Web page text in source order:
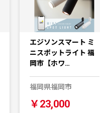
エジソンスマート ミ
ニスポットライト 福
岡市【ホワ…
福岡県福岡市
￥23,000